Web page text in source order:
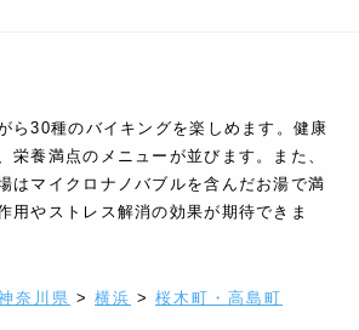
ら30種のバイキングを楽しめます。健康
栄養満点のメニューが並びます。また、
はマイクロナノバブルを含んだお湯で満
用やストレス解消の効果が期待できま
奈川県 > 横浜 > 桜木町・高島町